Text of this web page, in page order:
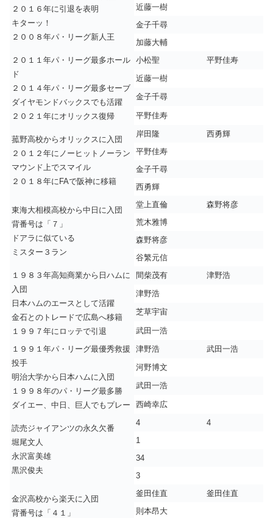
２０１６年に引退を表明
キターッ！
２００８年パ・リーグ新人王
近藤一樹
金子千尋
加藤大輔
２０１１年パ・リーグ最多ホール
ド
２０１４年パ・リーグ最多セーブ
ダイヤモンドバックスでも活躍
２０２１年にオリックス復帰
小松聖
平野佳寿
近藤一樹
金子千尋
平野佳寿
菰野高校からオリックスに入団
２０１２年にノーヒットノーラン
マウンド上でスマイル
２０１８年にFAで阪神に移籍
岸田隆
西勇輝
平野佳寿
金子千尋
西勇輝
東海大相模高校から中日に入団
背番号は「７」
ドアラに似ている
ミスター３ラン
堂上直倫
森野将彦
荒木雅博
森野将彦
谷繁元信
１９８３年高知商業から日ハムに
入団
日本ハムのエースとして活躍
金石とのトレードで広島へ移籍
１９９７年にロッテで引退
間柴茂有
津野浩
津野浩
芝草宇宙
武田一浩
１９９１年パ・リーグ最優秀救援
投手
明治大学から日本ハムに入団
１９９８年のパ・リーグ最多勝
ダイエー、中日、巨人でもプレー
津野浩
武田一浩
河野博文
武田一浩
西崎幸広
読売ジャイアンツの永久欠番
堀尾文人
永沢富美雄
黒沢俊夫
4
4
1
34
3
金沢高校から楽天に入団
背番号は「４１」
釜田佳直
釜田佳直
則本昂大